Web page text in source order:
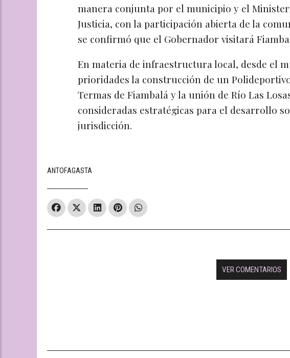
manera conjunta por el municipio y el
Justicia, con la participación abierta de la
se confirmó que el Gobernador visitará
En materia de infraestructura local, desde el
prioridades la construcción de un
Termas de Fiambalá y la unión de Río Las
consideradas estratégicas para el desarrollo
jurisdicción.
ANTOFAGASTA
VER COMENTARIOS